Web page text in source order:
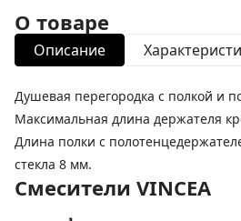
О товаре
Описание
Душевая перегородка с полкой и
Максимальная длина держателя
Длина полки с
стекла 8 мм.
Смесители VINCEA